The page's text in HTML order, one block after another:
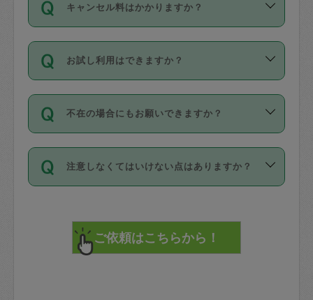
日本語も話せる方など様々です。
ールに記載していますので、各自の得意
を依頼してください。
現場トライアルを受け、合格したタスカ
ジさんが活動されています。
※テストセンターの講評は１件目のレビュ
参考
【詳細】タスカジさんの登録に際
です。作業中に物を壊したり、人にけが
をさせたりした場合が対象で、補償金額
す。
写真を撮り、
詳細FAQ：
損害賠償保険について教えて
以降）の日時から受付可能となっていま
す。
タスカジさんへ「募集」をかけることが
可能です。
キャンセル料はかかりますか？
キャンセル料には、以下の2種類がありま
す。
1. 直前キャンセル（定期、スポット契約
共通）
72時間を超える※と、以下のキャンセル
料が発生します。
直前キャンセル料：
72時間前〜24時間前＝依頼料金の50%
お試し利用はできますか？
「お試し利用」というメニューはありま
せんが、「一回のみ」依頼を活用するこ
とによって、気に入ったタスカジさんを
まず、条件の合う気になるタスカジさ
みてください。
その後、一番気に入ったタスカジさんに
不在の場合にもお願いできますか？
不在の場合の作業はタスカジさんの同意
が必要です。数回の依頼ののち、タスカ
ジさんと依頼者の間で十分な信頼関係が
てください。
不在時に部屋に入るためにタスカジさん
注意しなくてはいけない点はありますか？
で、必ず鍵のかかるロッカーや金庫に入
れて依頼者の責任の元管理するよう心掛
けてください。